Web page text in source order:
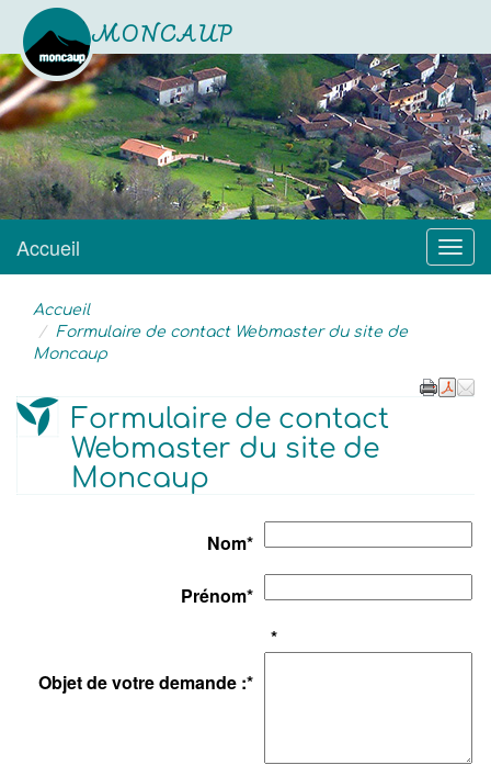
MONCAUP
Site officiel
Menu
Accueil
Accueil
Formulaire de contact Webmaster du site de
Moncaup
Formulaire de contact
Webmaster du site de
Moncaup
Nom*
Prénom*
Objet de votre demande :*
*